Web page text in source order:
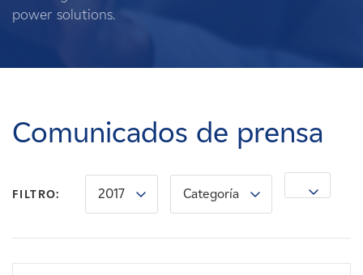
Carreras
Noticias
power solutions.
Comunicados de prensa
FILTRO: 2017 Categoría